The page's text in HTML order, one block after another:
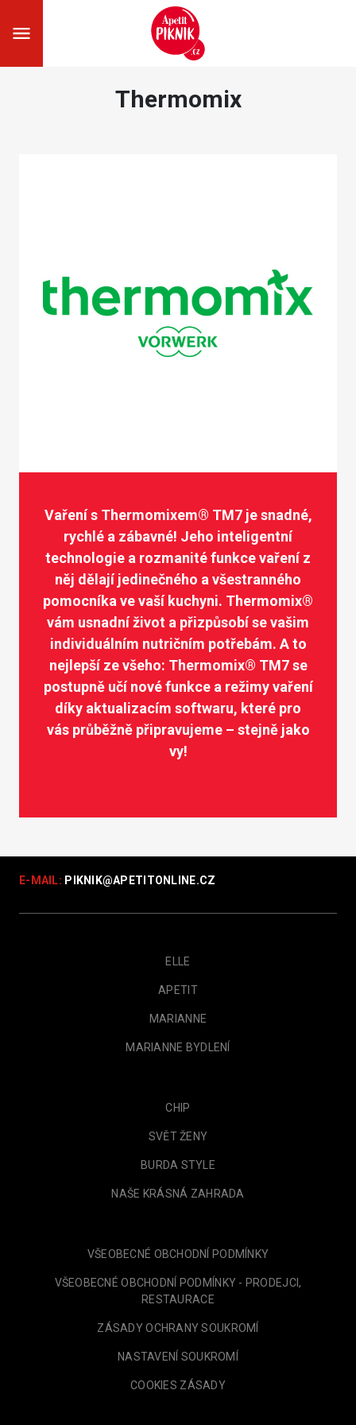
Thermomix
Vaření s Thermomixem® TM7 je snadné,
rychlé a zábavné! Jeho inteligentní
technologie a rozmanité funkce vaření z
něj dělají jedinečného a všestranného
pomocníka ve vaší kuchyni. Thermomix®
vám usnadní život a přizpůsobí se vašim
individuálním nutričním potřebám. A to
nejlepší ze všeho: Thermomix® TM7 se
postupně učí nové funkce a režimy vaření
díky aktualizacím softwaru, které pro
vás průběžně připravujeme – stejně jako
vy!
E-MAIL: PIKNIK@APETITONLINE.CZ
ELLE
APETIT
MARIANNE
MARIANNE BYDLENÍ
CHIP
SVĚT ŽENY
BURDA STYLE
NAŠE KRÁSNÁ ZAHRADA
VŠEOBECNÉ OBCHODNÍ PODMÍNKY
VŠEOBECNÉ OBCHODNÍ PODMÍNKY - PRODEJCI,
RESTAURACE
ZÁSADY OCHRANY SOUKROMÍ
NASTAVENÍ SOUKROMÍ
COOKIES ZÁSADY